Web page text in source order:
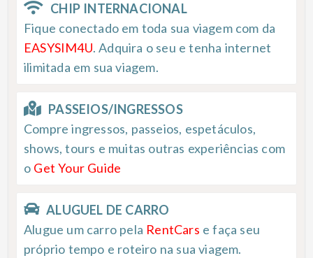
CHIP INTERNACIONAL
Fique conectado em toda sua viagem com da
EASYSIM4U. Adquira o seu e tenha internet
ilimitada em sua viagem.
PASSEIOS/INGRESSOS
Compre ingressos, passeios, espetáculos,
shows, tours e muitas outras experiências com
o Get Your Guide
ALUGUEL DE CARRO
Alugue um carro pela RentCars e faça seu
próprio tempo e roteiro na sua viagem.